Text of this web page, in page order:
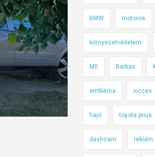
BMW motoros
környezetvédelem
M0 Barkas
embléma vicces
hajó toyota prius
dashcam reklám